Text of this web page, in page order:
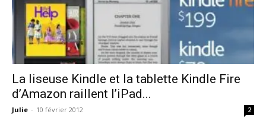
La liseuse Kindle et la tablette Kindle Fire
d’Amazon raillent l’iPad...
Julie - 10 février 2012 2